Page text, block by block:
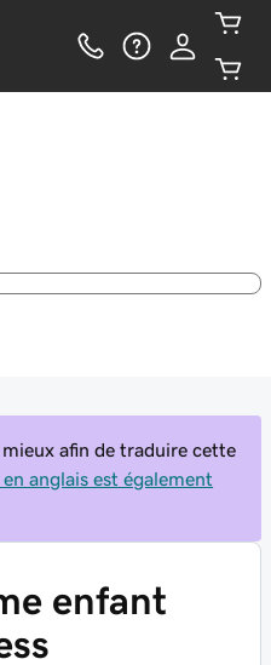
afin de traduire cette
en anglais est également
enfant